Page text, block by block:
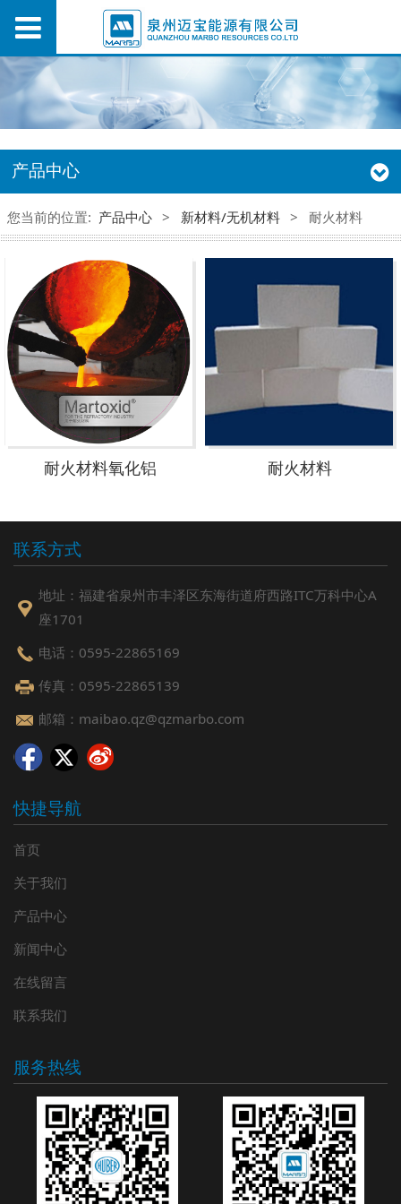
产品中心
您当前的位置: 产品中心 > 新材料/无机材料 > 耐火材料
耐火材料氧化铝 耐火材料
联系方式
地址：福建省泉州市丰泽区东海街道府西路ITC万科中心A
座1701
电话：0595-22865169
传真：0595-22865139
邮箱：maibao.qz@qzmarbo.com
快捷导航
首页
关于我们
产品中心
新闻中心
在线留言
联系我们
服务热线